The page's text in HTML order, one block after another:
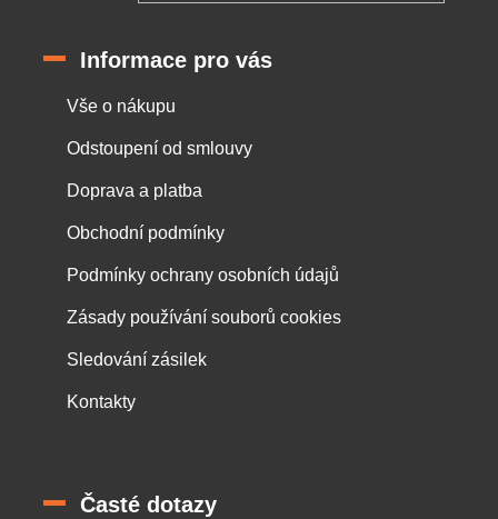
Informace pro vás
Vše o nákupu
Odstoupení od smlouvy
Doprava a platba
Obchodní podmínky
Podmínky ochrany osobních údajů
Zásady používání souborů cookies
Sledování zásilek
Kontakty
Časté dotazy